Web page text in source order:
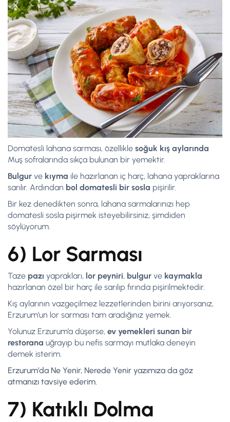
Domatesli lahana sarması, özellikle soğuk kış aylarında
Muş sofralarında sıkça bulunan bir yemektir.
Bulgur ve kıyma ile hazırlanan iç harç, lahana yapraklarına
sarılır. Ardından bol domatesli bir sosla pişirilir.
Bir kez denedikten sonra, lahana sarmalarınızı hep
domatesli sosla pişirmek isteyebilirsiniz, şimdiden
söylüyorum.
6) Lor Sarması
Taze pazı yaprakları, lor peyniri, bulgur ve kaymakla
hazırlanan özel bir harç ile sarılıp fırında pişirilmektedir.
Kış aylarının vazgeçilmez lezzetlerinden birini arıyorsanız,
Erzurum’un lor sarması tam aradığınız yemek.
Yolunuz Erzurum’a düşerse, ev yemekleri sunan bir
restorana uğrayıp bu nefis sarmayı mutlaka deneyin
demek isterim.
Erzurum’da Ne Yenir, Nerede Yenir yazımıza da göz
atmanızı tavsiye ederim.
7) Katıklı Dolma